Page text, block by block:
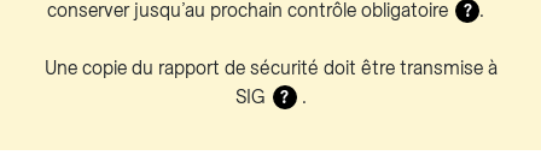
conserver jusqu’au prochain contrôle obligatoire
? .
Une copie du rapport de sécurité doit être transmise à
SIG
? .